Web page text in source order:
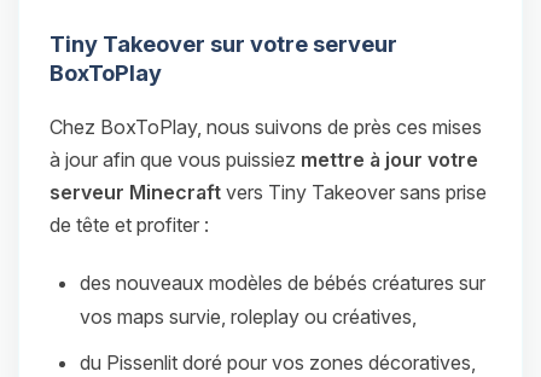
Tiny Takeover sur votre serveur
BoxToPlay
Chez BoxToPlay, nous suivons de près ces mises
à jour afin que vous puissiez mettre à jour votre
serveur Minecraft vers Tiny Takeover sans prise
de tête et profiter :
des nouveaux modèles de bébés créatures sur
vos maps survie, roleplay ou créatives,
du Pissenlit doré pour vos zones décoratives,